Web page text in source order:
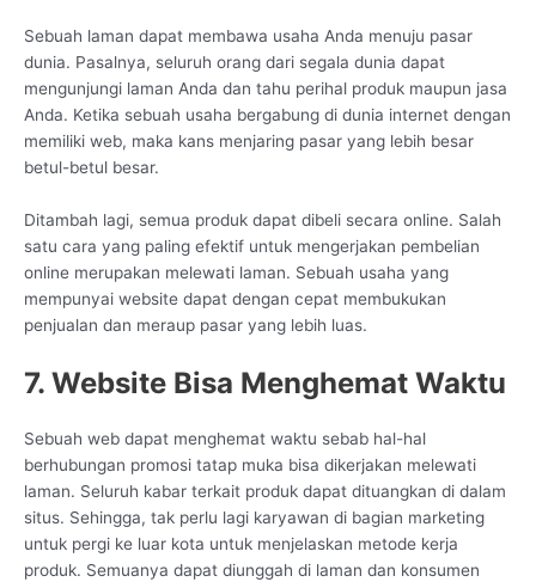
Sebuah laman dapat membawa usaha Anda menuju pasar
dunia. Pasalnya, seluruh orang dari segala dunia dapat
mengunjungi laman Anda dan tahu perihal produk maupun jasa
Anda. Ketika sebuah usaha bergabung di dunia internet dengan
memiliki web, maka kans menjaring pasar yang lebih besar
betul-betul besar.
Ditambah lagi, semua produk dapat dibeli secara online. Salah
satu cara yang paling efektif untuk mengerjakan pembelian
online merupakan melewati laman. Sebuah usaha yang
mempunyai website dapat dengan cepat membukukan
penjualan dan meraup pasar yang lebih luas.
7. Website Bisa Menghemat Waktu
Sebuah web dapat menghemat waktu sebab hal-hal
berhubungan promosi tatap muka bisa dikerjakan melewati
laman. Seluruh kabar terkait produk dapat dituangkan di dalam
situs. Sehingga, tak perlu lagi karyawan di bagian marketing
untuk pergi ke luar kota untuk menjelaskan metode kerja
produk. Semuanya dapat diunggah di laman dan konsumen